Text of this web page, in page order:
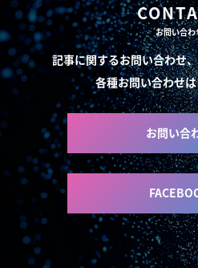
お問い合わ
記事に関するお問い合わせ
各種お問い合わせ
お問い合